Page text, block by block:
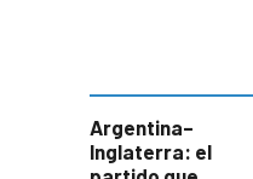
departamental
Argentina–
Inglaterra: el